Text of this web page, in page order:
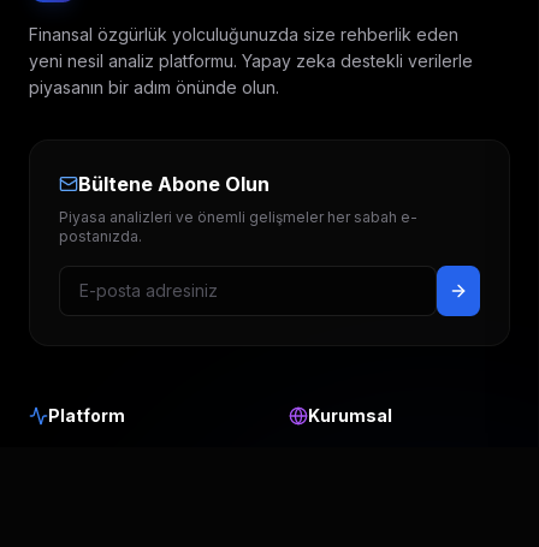
Finansal özgürlük yolculuğunuzda size rehberlik eden
yeni nesil analiz platformu. Yapay zeka destekli verilerle
piyasanın bir adım önünde olun.
Bültene Abone Olun
Piyasa analizleri ve önemli gelişmeler her sabah e-
postanızda.
Platform Kurumsal